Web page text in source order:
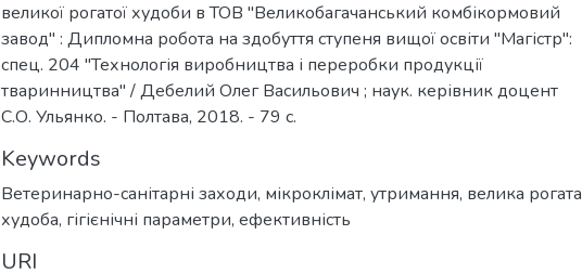
великої рогатої худоби в ТОВ "Великобагачанський комбікормовий
завод" : Дипломна робота на здобуття ступеня вищої освіти "Магістр":
спец. 204 "Технологія виробництва і переробки продукції
тваринництва" / Дебелий Олег Васильович ; наук. керівник доцент
С.О. Ульянко. - Полтава, 2018. - 79 с.
Keywords
Ветеринарно-санітарні заходи, мікроклімат, утримання, велика рогата
худоба, гігієнічні параметри, ефективність
URI